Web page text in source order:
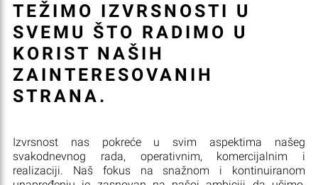
TEŽIMO IZVRSNOSTI U
SVEMU ŠTO RADIMO U
KORIST NAŠIH
ZAINTERESOVANIH
STRANA.
Izvrsnost nas pokreće u svim aspektima našeg
svakodnevnog rada, operativnim, komercijalnim i
realizaciji. Naš fokus na snažnom i kontinuiranom